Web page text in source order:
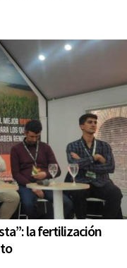
la fertilización